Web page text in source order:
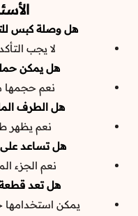
هل وصلة كبس
لا يجب
هل يمكن
نعم حجمها
هل الطرف
نعم يظهر
هل تساعد على
نعم الجزء
هل تعد قطعة
يمكن